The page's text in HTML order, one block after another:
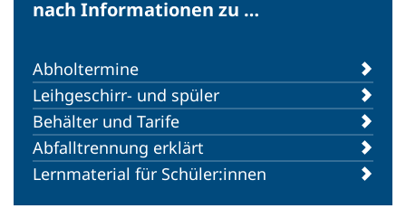
verloren gehen
Zu allen Beiträgen
nach Informationen zu …
Abholtermine
Leihgeschirr- und spüler
Behälter und Tarife
Abfalltrennung erklärt
Lernmaterial für Schüler:innen